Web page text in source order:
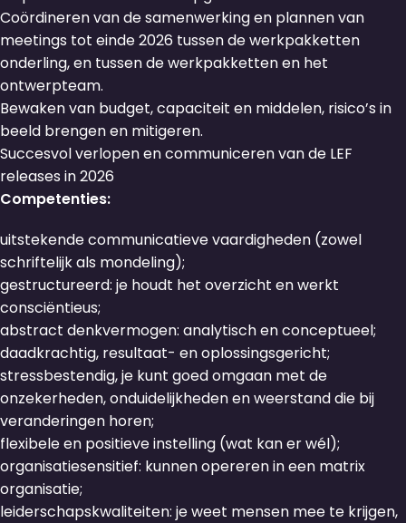
Coördineren van de samenwerking en plannen van
meetings tot einde 2026 tussen de werkpakketten
onderling, en tussen de werkpakketten en het
ontwerpteam.
Bewaken van budget, capaciteit en middelen, risico’s in
beeld brengen en mitigeren.
Succesvol verlopen en communiceren van de LEF
releases in 2026
Competenties:
uitstekende communicatieve vaardigheden (zowel
schriftelijk als mondeling);
gestructureerd: je houdt het overzicht en werkt
consciëntieus;
abstract denkvermogen: analytisch en conceptueel;
daadkrachtig, resultaat- en oplossingsgericht;
stressbestendig, je kunt goed omgaan met de
onzekerheden, onduidelijkheden en weerstand die bij
veranderingen horen;
flexibele en positieve instelling (wat kan er wél);
organisatiesensitief: kunnen opereren in een matrix
organisatie;
leiderschapskwaliteiten: je weet mensen mee te krijgen,